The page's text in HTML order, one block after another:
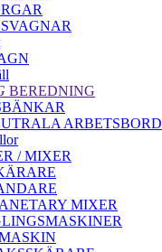
BEREDNING
ARBETSBORD
/ MIXER
MIXER